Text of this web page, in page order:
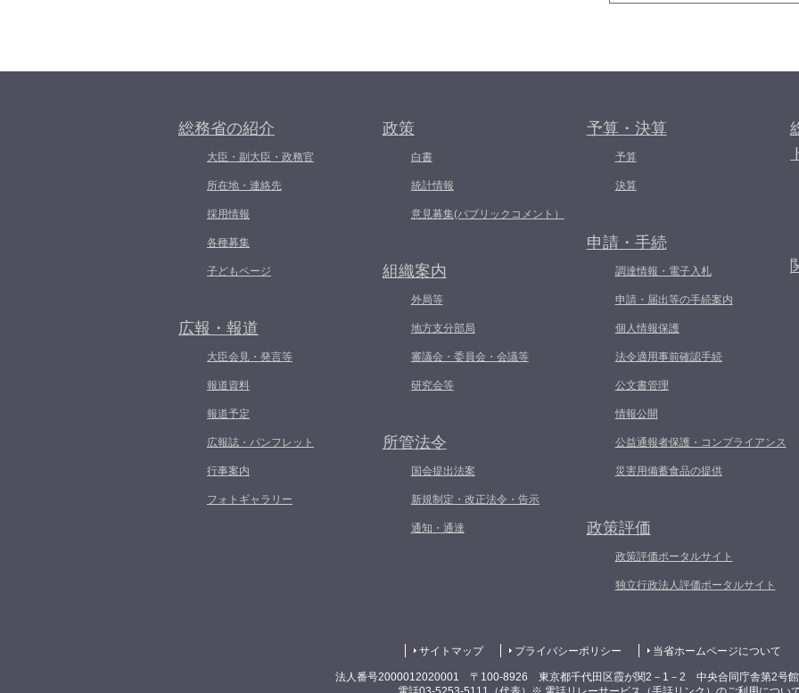
総務省の紹介
大臣・副大臣・政務官
所在地・連絡先
採用情報
各種募集
子どもページ
広報・報道
大臣会見・発言等
報道資料
報道予定
広報誌・パンフレット
行事案内
フォトギャラリー
政策
白書
統計情報
意見募集(パブリックコメント）
組織案内
外局等
地方支分部局
審議会・委員会・会議等
研究会等
所管法令
国会提出法案
新規制定・改正法令・告示
通知・通達
予算・決算
予算
決算
申請・手続
調達情報・電子入札
申請・届出等の手続案内
個人情報保護
法令適用事前確認手続
公文書管理
情報公開
公益通報者保護・コンプライアンス
災害用備蓄食品の提供
政策評価
政策評価ポータルサイト
独立行政法人評価ポータルサイト
サイトマップ プライバシーポリシー 当省ホームページについて
法人番号2000012020001 〒100-8926 東京都千代田区霞が関2－1－2 中央合同庁舎第2号館